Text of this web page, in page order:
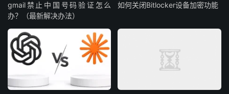
gmail禁止中国号码验证怎么
办？（最新解决办法）
如何关闭Bitlocker设备加密功能